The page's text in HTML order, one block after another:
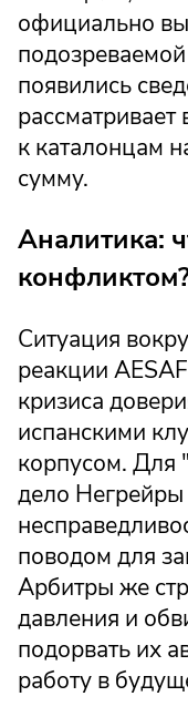
официально
появились
к каталонцам
сумму.
Аналитика:
Ситуация
реакции
кризиса
испанскими
корпусом. Для
дело
поводом для
Арбитры же
давления и
подорвать их
работу в